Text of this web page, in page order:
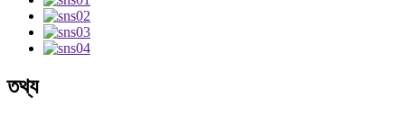
তথ্য